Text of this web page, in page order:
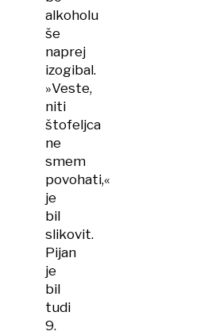
alkoholu
še
naprej
izogibal.
»Veste,
niti
štofeljca
ne
smem
povohati,«
je
bil
slikovit.
Pijan
je
bil
tudi
9.